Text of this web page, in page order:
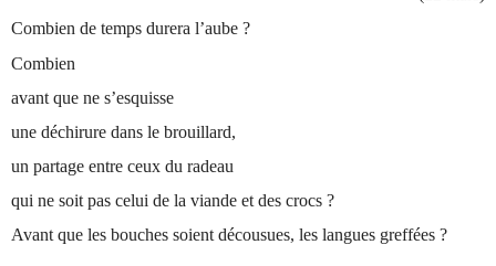
Combien de temps durera l’aube ?
Combien
avant que ne s’esquisse
une déchirure dans le brouillard,
un partage entre ceux du radeau
qui ne soit pas celui de la viande et des crocs ?
Avant que les bouches soient décousues, les langues greffées ?